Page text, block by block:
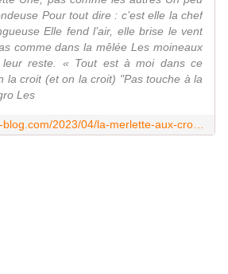
Pour tout dire : c’est elle la chef
Elle fend l’air, elle brise le vent
comme dans la mêlée Les moineaux
leur reste. « Tout est à moi dans ce
la croit (et on la croit) "Pas touche à la
Les